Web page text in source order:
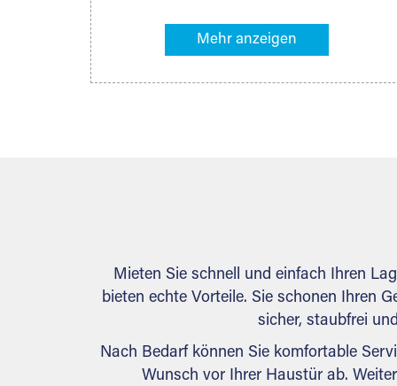
Partners mit Lagermöglichkeiten in
können Sie anschließend Ihren
Mieten Sie schnell und einfach Ihren
bieten echte Vorteile. Sie schonen Ihren
sicher, staubfrei
Nach Bedarf können Sie komfortable
Wunsch vor Ihrer Haustür ab.